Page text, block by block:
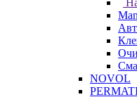
NOVOL